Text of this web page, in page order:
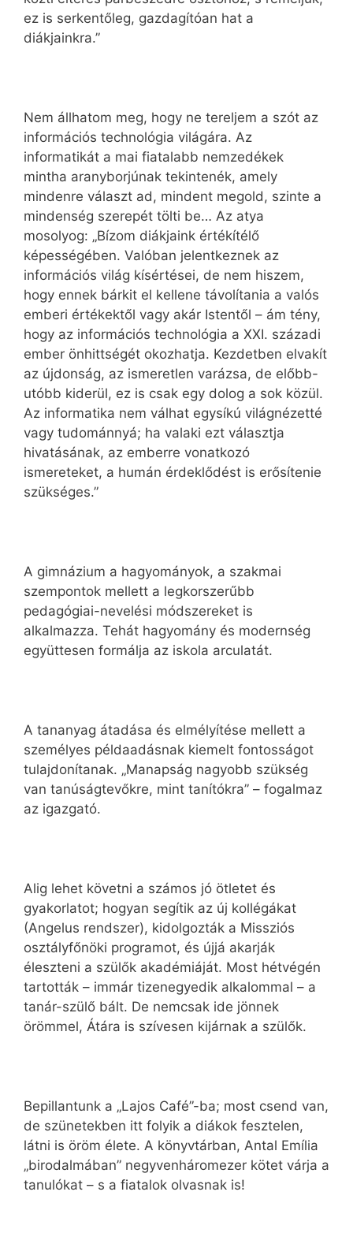
ez is serkentőleg, gazdagítóan hat a
diákjainkra.”
Nem állhatom meg, hogy ne tereljem a szót az
információs technológia világára. Az
informatikát a mai fiatalabb nemzedékek
mintha aranyborjúnak tekintenék, amely
mindenre választ ad, mindent megold, szinte a
mindenség szerepét tölti be… Az atya
mosolyog: „Bízom diákjaink értékítélő
képességében. Valóban jelentkeznek az
információs világ kísértései, de nem hiszem,
hogy ennek bárkit el kellene távolítania a valós
emberi értékektől vagy akár Istentől – ám tény,
hogy az információs technológia a XXI. századi
ember önhittségét okozhatja. Kezdetben elvakít
az újdonság, az ismeretlen varázsa, de előbb-
utóbb kiderül, ez is csak egy dolog a sok közül.
Az informatika nem válhat egysíkú világnézetté
vagy tudománnyá; ha valaki ezt választja
hivatásának, az emberre vonatkozó
ismereteket, a humán érdeklődést is erősítenie
szükséges.”
A gimnázium a hagyományok, a szakmai
szempontok mellett a legkorszerűbb
pedagógiai-nevelési módszereket is
alkalmazza. Tehát hagyomány és modernség
együttesen formálja az iskola arculatát.
A tananyag átadása és elmélyítése mellett a
személyes példaadásnak kiemelt fontosságot
tulajdonítanak. „Manapság nagyobb szükség
van tanúságtevőkre, mint tanítókra” – fogalmaz
az igazgató.
Alig lehet követni a számos jó ötletet és
gyakorlatot; hogyan segítik az új kollégákat
(Angelus rendszer), kidolgozták a Missziós
osztályfőnöki programot, és újjá akarják
éleszteni a szülők akadémiáját. Most hétvégén
tartották – immár tizenegyedik alkalommal – a
tanár-szülő bált. De nemcsak ide jönnek
örömmel, Átára is szívesen kijárnak a szülők.
Bepillantunk a „Lajos Café”-ba; most csend van,
de szünetekben itt folyik a diákok fesztelen,
látni is öröm élete. A könyvtárban, Antal Emília
„birodalmában” negyvenháromezer kötet várja a
tanulókat – s a fiatalok olvasnak is!